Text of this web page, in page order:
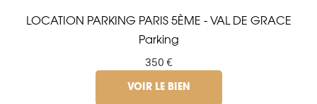
LOCATION PARKING PARIS 5ÈME - VAL DE GRACE
Parking
350 €
VOIR LE BIEN